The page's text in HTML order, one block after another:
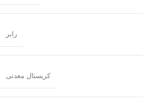
رابر
کریستال معدنی